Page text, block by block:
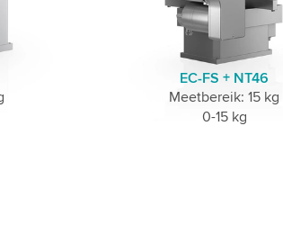
EC-FS + NT46
Meetbereik: 15 kg
0-15 kg